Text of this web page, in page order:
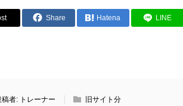
Share Hatena LINE
稿者: トレーナー 旧サイト分